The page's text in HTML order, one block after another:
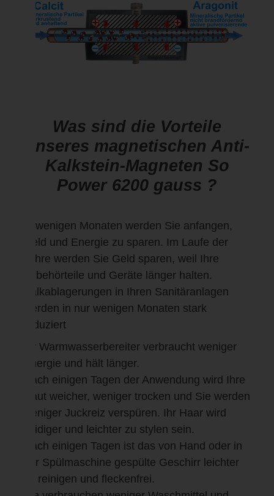
Was sind die Vorteile
unseres magnetischen Anti-
Kalkstein-Magneten So
Power 6200 gauss ?
In wenigen Monaten werden Sie anfangen,
Geld und Energie zu sparen. Im Laufe der
Jahre werden Sie Geld sparen, weil Ihre
Zubehörteile und Geräte länger halten.
Kalkablagerungen in Ihren Sanitäranlagen
werden in nur wenigen Monaten stark
reduziert
Ihr Warmwasserbereiter verbraucht weniger
Energie und hält länger.
Nach einigen Tagen der Anwendung wird Ihre
Haut weicher, weniger trocken und Sie werden
weniger Juckreiz verspüren. Ihr Haar wird
seidiger und leichter zu stylen sein.
Nach einigen Tagen ist das von Hand oder in
der Spülmaschine gespülte Geschirr leichter
zu reinigen und fleckenfrei.